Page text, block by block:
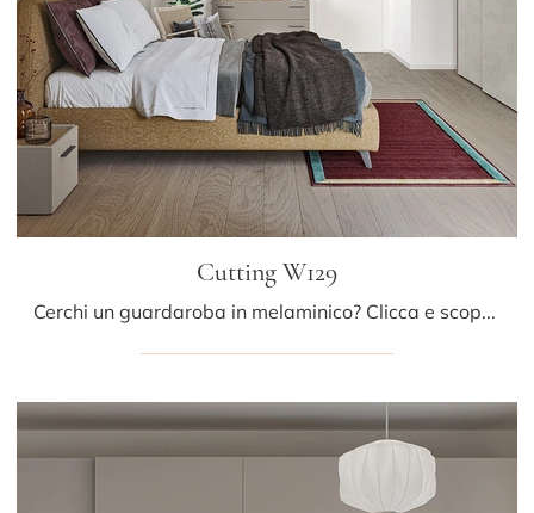
Cutting W129
Cerchi un guardaroba in melaminico? Clicca e scopri armadiature a muro con ante scorrevoli di Colombini Casa.